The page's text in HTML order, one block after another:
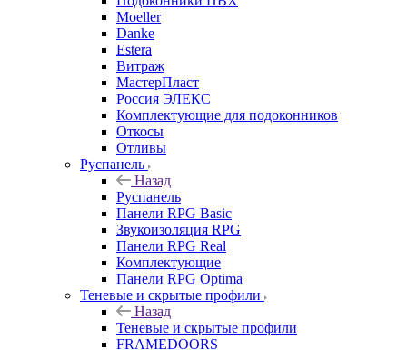
Moeller
Danke
Estera
Витраж
МастерПласт
Россия ЭЛЕКС
Комплектующие для подоконников
Откосы
Отливы
Руспанель
Назад
Руспанель
Панели RPG Basic
Звукоизоляция RPG
Панели RPG Real
Комплектующие
Панели RPG Optima
Теневые и скрытые профили
Назад
Теневые и скрытые профили
FRAMEDOORS